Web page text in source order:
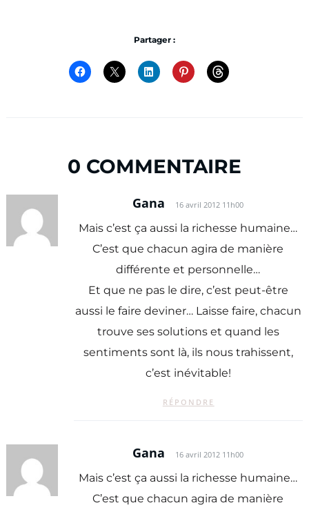
Partager :
0 COMMENTAIRE
Gana 16 avril 2012 11h00
Mais c’est ça aussi la richesse humaine…
C’est que chacun agira de manière
différente et personnelle…
Et que ne pas le dire, c’est peut-être
aussi le faire deviner… Laisse faire, chacun
trouve ses solutions et quand les
sentiments sont là, ils nous trahissent,
c’est inévitable!
RÉPONDRE
Gana 16 avril 2012 11h00
Mais c’est ça aussi la richesse humaine…
C’est que chacun agira de manière